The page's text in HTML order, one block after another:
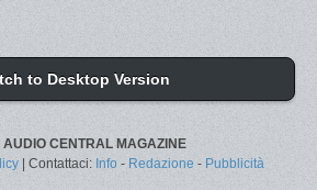
to Desktop Version
AUDIO CENTRAL MAGAZINE
| Contattaci: Info - Redazione - Pubblicità